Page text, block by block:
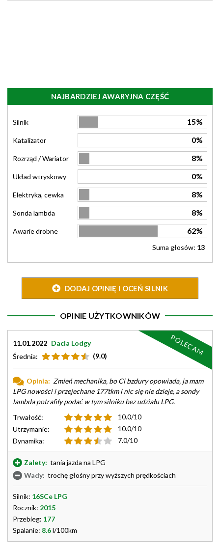
NAJBARDZIEJ AWARYJNA CZĘŚĆ
Silnik 15%
Katalizator 0%
Rozrząd / Wariator 8%
Układ wtryskowy 0%
Elektryka, cewka 8%
Sonda lambda 8%
Awarie drobne 62%
Suma głosów: 13
DODAJ OPINIĘ I OCEŃ SILNIK
OPINIE UŻYTKOWNIKÓW
11.01.2022 Dacia Lodgy
Średnia:
(9.0)
Opinia: Zmień mechanika, bo Ci bzdury opowiada, ja mam
LPG nowości i przejechane 177tkm i nic się nie dzieje, a sondy
lambda potrafiły podać w tym silniku bez udziału LPG.
Trwałość:
10.0/10
Utrzymanie:
10.0/10
Dynamika:
7.0/10
Zalety: tania jazda na LPG
Wady: trochę głośny przy wyższych prędkościach
Silnik: 16SCe LPG
Rocznik: 2015
Przebieg: 177
Spalanie: 8.6l/100km
POLECAM